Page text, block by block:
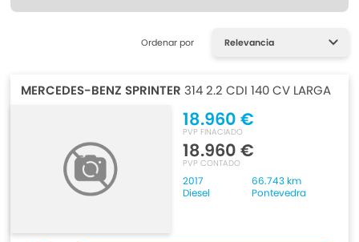
Encuentra lo que estás
Ordenar por
MERCEDES-BENZ SPRINTER 314 2.2 CDI 140 CV LARGA
18.960 €
PVP FINACIADO
18.960 €
PVP CONTADO
2017
66.743 km
Diesel
Pontevedra